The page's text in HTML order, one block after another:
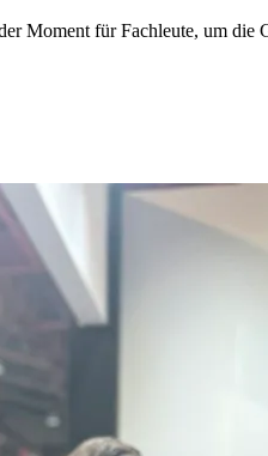
Moment für Fachleute, um die